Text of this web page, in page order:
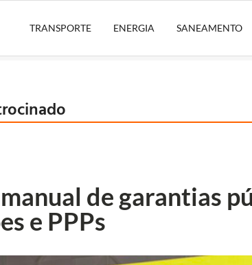
TRANSPORTE ENERGIA SANEAMENTO
de garantias
e PPPs